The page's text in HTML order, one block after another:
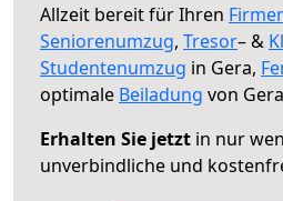
Allzeit bereit für Ihren
Seniorenumzug, Tresor– &
Studentenumzug in Gera,
optimale Beiladung von
Erhalten Sie jetzt in nur
unverbindliche und